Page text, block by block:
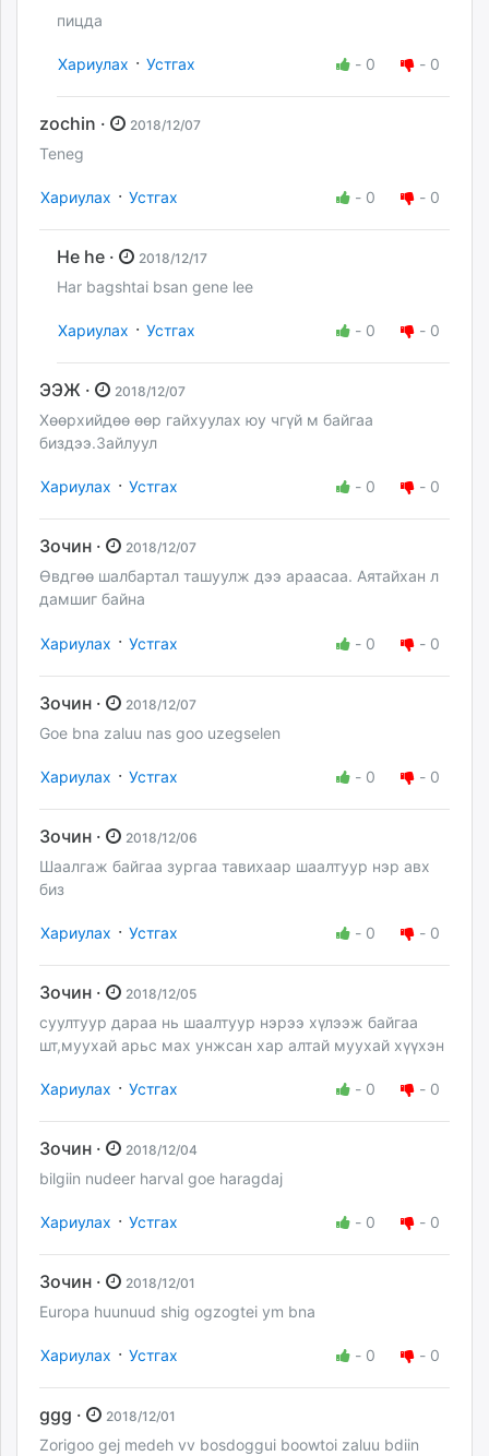
пицда
Хариулах · Устгах - 0 - 0
zochin · 2018/12/07
Teneg
Хариулах · Устгах - 0 - 0
He he · 2018/12/17
Har bagshtai bsan gene lee
Хариулах · Устгах - 0 - 0
ЭЭЖ · 2018/12/07
Хөөрхийдөө өөр гайхуулах юу чгүй м байгаа
биздээ.Зайлуул
Хариулах · Устгах - 0 - 0
Зочин · 2018/12/07
Өвдгөө шалбартал ташуулж дээ араасаа. Аятайхан л
дамшиг байна
Хариулах · Устгах - 0 - 0
Зочин · 2018/12/07
Goe bna zaluu nas goo uzegselen
Хариулах · Устгах - 0 - 0
Зочин · 2018/12/06
Шаалгаж байгаа зургаа тавихаар шаалтуур нэр авх
биз
Хариулах · Устгах - 0 - 0
Зочин · 2018/12/05
суултуур дараа нь шаалтуур нэрээ хүлээж байгаа
шт,муухай арьс мах унжсан хар алтай муухай хүүхэн
Хариулах · Устгах - 0 - 0
Зочин · 2018/12/04
bilgiin nudeer harval goe haragdaj
Хариулах · Устгах - 0 - 0
Зочин · 2018/12/01
Europa huunuud shig ogzogtei ym bna
Хариулах · Устгах - 0 - 0
ggg · 2018/12/01
Zorigoo gej medeh vv bosdoggui boowtoi zaluu bdiin